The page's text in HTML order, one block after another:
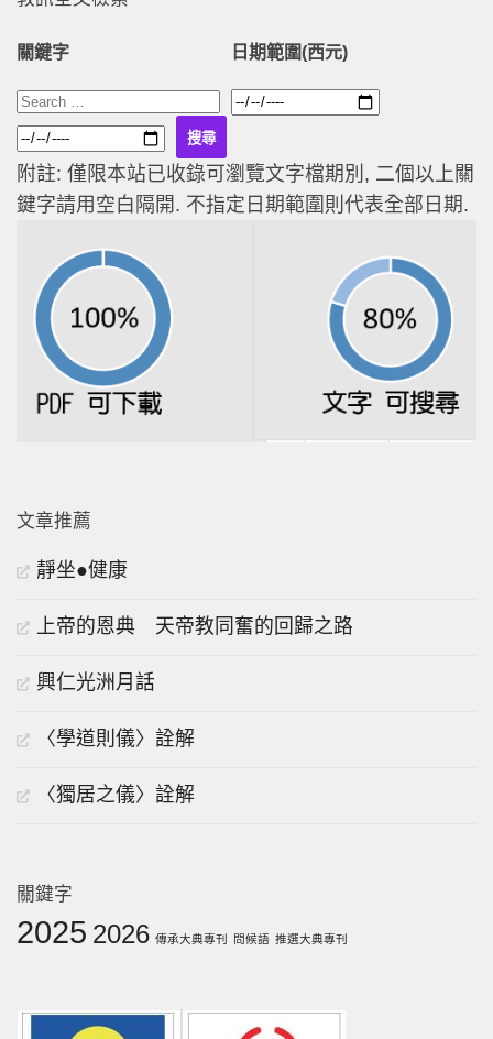
關鍵字 日期範圍(西元)
附註: 僅限本站已收錄可瀏覽文字檔期別, 二個以上關
鍵字請用空白隔開. 不指定日期範圍則代表全部日期.
文章推薦
靜坐●健康
上帝的恩典 天帝教同奮的回歸之路
興仁光洲月話
〈學道則儀〉詮解
〈獨居之儀〉詮解
關鍵字
2025 2026 傳承大典專刊 問候語 推選大典專刊